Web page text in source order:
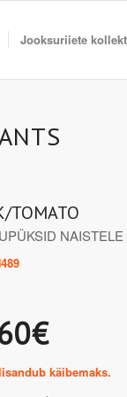
Jooksuriiete
TOMATO
NAISTELE
käibemaks.